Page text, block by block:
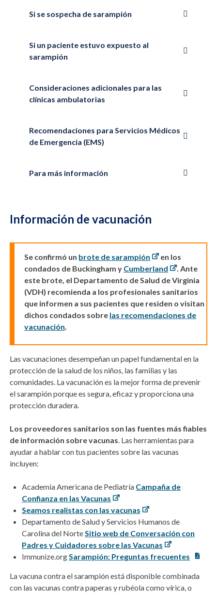
Si se sospecha de sarampión
Si un paciente estuvo expuesto al
sarampión
Consideraciones adicionales para las
clínicas ambulatorias
Recomendaciones para Servicios Médicos
de Emergencia (EMS)
Para más información
Información de vacunación
Se confirmó un brote de sarampión
en los
condados de Buckingham y Cumberland
Ante
este brote, el Departamento de Salud de Virginia
(VDH) recomienda a los profesionales sanitarios
que informen a sus pacientes que residen o visitan
dichos condados sobre las recomendaciones de
vacunación
Las vacunaciones desempeñan un papel fundamental en la
protección de la salud de los niños, las familias y las
comunidades. La vacunación es la mejor forma de prevenir
el sarampión porque es segura, eficaz y proporciona una
protección duradera.
Los proveedores sanitarios son las fuentes más fiables
de información sobre vacunas . Las herramientas para
ayudar a hablarcon tus pacientes sobre las vacunas
incluyen:
Academia Americana de Pediatría Campaña de
Confianza en las Vacunas
Seamos realistas con las vacunas
Departamento de Salud y Servicios Humanos de
Carolina del Norte Sitio web de Conversación con
Padres y Cuidadores sobre las Vacunas
Immunize.org Sarampión: Preguntas frecuentes
La vacuna contra el sarampión está disponible combinada
con las vacunas contra paperas y rubéola como vírica, o